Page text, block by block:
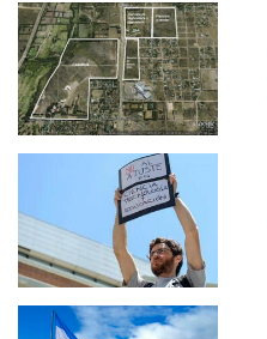
Imagen
Imagen